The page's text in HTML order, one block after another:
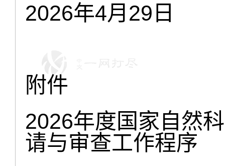
2026年4月29
附件
2026年度国家自然
请与审查工作程序